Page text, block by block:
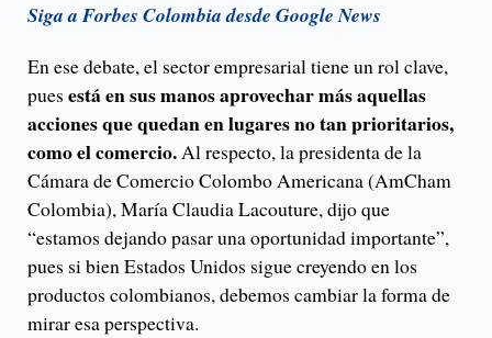
Siga a Forbes Colombia desde Google News
En ese debate, el sector empresarial tiene un rol clave,
pues está en sus manos aprovechar más aquellas
acciones que quedan en lugares no tan prioritarios,
como el comercio.Al respecto, la presidenta de la
Cámara de Comercio Colombo Americana (AmCham
Colombia), María Claudia Lacouture, dijo que
“estamos dejando pasar una oportunidad importante”,
pues si bien Estados Unidos sigue creyendo en los
productos colombianos, debemos cambiar la forma de
mirar esa perspectiva.